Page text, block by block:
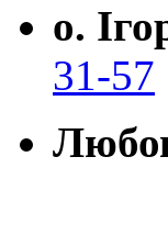
о.
31-57